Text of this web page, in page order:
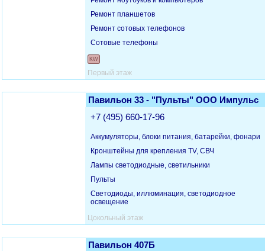
Ремонт планшетов
Ремонт сотовых телефонов
Сотовые телефоны
KW
Первый этаж
Павильон 33 - "Пульты" ООО Импульс
+7 (495) 660-17-96
Аккумуляторы, блоки питания, батарейки, фонари
Кронштейны для крепления TV, СВЧ
Лампы светодиодные, светильники
Пульты
Светодиоды, иллюминация, светодиодное
освещение
Цокольный этаж
Павильон 407Б